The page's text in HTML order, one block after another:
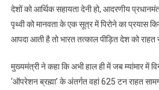
देशों को आर्थिक सहायता देनी हो, आदरणीय
पृथ्वी को मानवता के एक सूत्र में पिरोने का प्रयास
आपदा आती है तो भारत तत्काल पीड़ित देश को राहत
मुख्यमंत्री ने कहा कि अभी हाल ही में जब म्यांमार में
‘ऑपरेशन ब्रह्मा’ के अंतर्गत वहां 625 टन राहत